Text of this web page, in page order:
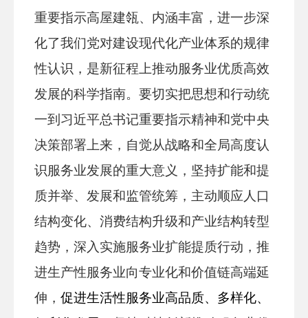
重要指示高屋建瓴、内涵丰富，进一步深
化了我们党对建设现代化产业体系的规律
性认识，是新征程上推动服务业优质高效
发展的科学指南。要切实把思想和行动统
一到习近平总书记重要指示精神和党中央
决策部署上来，自觉从战略和全局高度认
识服务业发展的重大意义，坚持扩能和提
质并举、发展和监管统筹，主动顺应人口
结构变化、消费结构升级和产业结构转型
趋势，深入实施服务业扩能提质行动，推
进生产性服务业向专业化和价值链高端延
伸， 促进生活性服务业高品质、多样化、